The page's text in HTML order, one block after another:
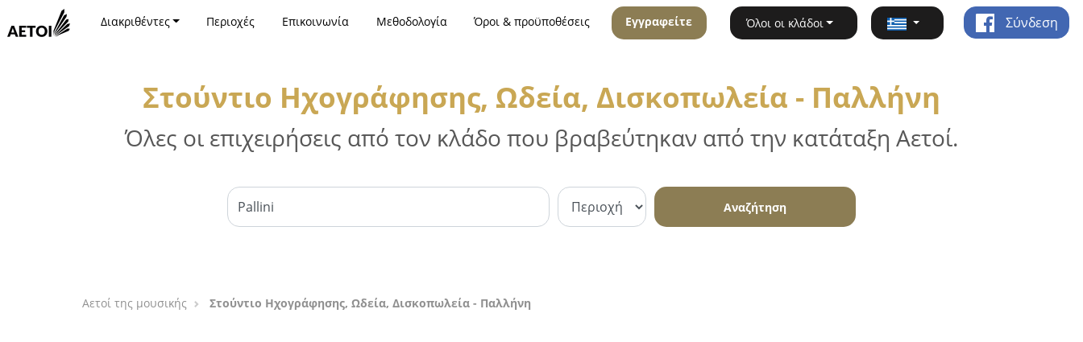
Διακριθέντες Περιοχές Επικοινωνία Μεθοδολογία Όροι & προϋποθέσεις Εγγραφείτε Όλοι οι κλάδοι Σύνδεση
Στούντιο Ηχογράφησης, Ωδεία, Δισκοπωλεία - Παλλήνη
Όλες οι επιχειρήσεις από τον κλάδο που βραβεύτηκαν από την κατάταξη Αετοί.
Αναζήτηση
Αετοί της μουσικής Στούντιο Ηχογράφησης, Ωδεία, Δισκοπωλεία - Παλλήνη